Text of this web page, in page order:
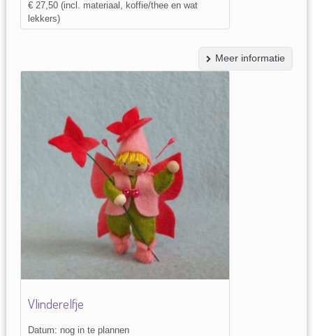
€ 27,50 (incl. materiaal, koffie/thee en wat
lekkers)
Meer informatie
Vlinderelfje
Datum: nog in te plannen